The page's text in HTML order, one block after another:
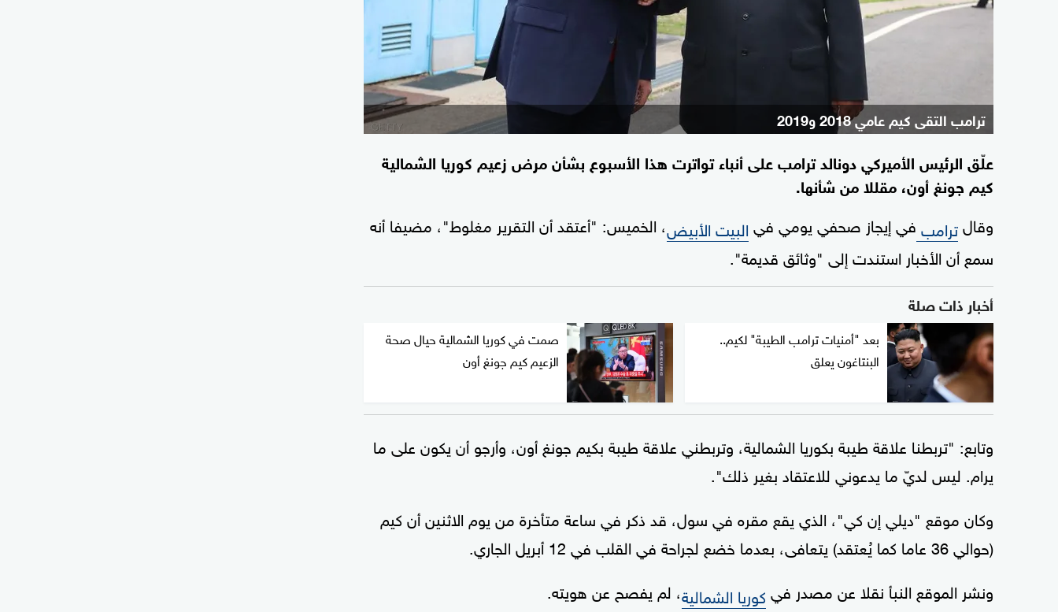
ترامب التقى كيم عامي 2018 و2019
علّق الرئيس الأميركي دونالد ترامب على أنباء تواترت هذا الأسبوع بشأن مرض زعيم كوريا الشمالية
كيم جونغ أون، مقللا من شأنها.
وقالترامب في إيجاز صحفي يومي في البيت الأبيض، الخميس: "أعتقد أن التقرير مغلوط"، مضيفا أنه
سمع أن الأخبار استندت إلى "وثائق قديمة".
أخبار ذات صلة
بعد "أمنيات ترامب الطيبة" لكيم..
البنتاغون يعلق
صمت في كوريا الشمالية حيال صحة
الزعيم كيم جونغ أون
وتابع: "تربطنا علاقة طيبة بكوريا الشمالية، وتربطني علاقة طيبة بكيم جونغ أون، وأرجو أن يكون على ما
يرام. ليس لديّ ما يدعوني للاعتقاد بغير ذلك".
وكان موقع "ديلي إن كي"، الذي يقع مقره في سول، قد ذكر في ساعة متأخرة من يوم الاثنين أن كيم
(حوالي 36 عاما كما يُعتقد) يتعافى، بعدما خضع لجراحة في القلب في 12 أبريل الجاري.
ونشر الموقع النبأ نقلا عن مصدر في كوريا الشمالية، لم يفصح عن هويته.